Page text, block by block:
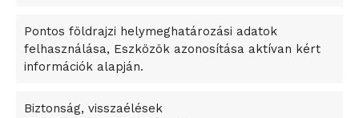
Pontos földrajzi helymeghatározási adatok
felhasználása, Eszközök azonosítása aktívan kért
információk alapján.
Biztonság, visszaélések
A Ringo Starr új albummal jelentkezik
A Vajdasági Magyar Szövetség államtitkárait kinevezték
Dzsingisz kán hódító hadjárata okozta